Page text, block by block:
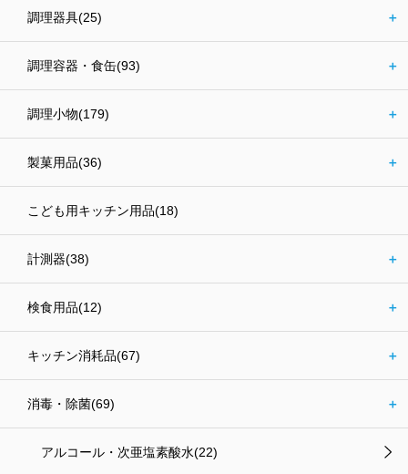
調理器具(25) ＋
調理容器・食缶(93) ＋
調理小物(179) ＋
製菓用品(36) ＋
こども用キッチン用品(18)
計測器(38) ＋
検食用品(12) ＋
キッチン消耗品(67) ＋
消毒・除菌(69) ＋
アルコール・次亜塩素酸水(22)